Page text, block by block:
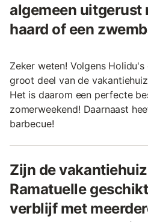
algemeen uitgerust
haard of een
Zeker weten! Volgens
groot deel van de
Het is daarom een perfecte
zomerweekend! Daarnaast
barbecue!
Zijn de
Ramatuelle
verblijf met